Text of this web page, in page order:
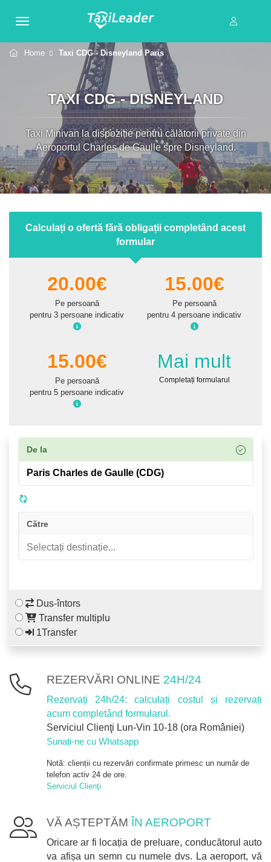
Home Taxi CDG - Disneyland Paris
TAXI CDG - DISNEYLAND
Taxi Minivan la dispoziție pentru călătorii private din
Aeroportul Charles de Gaulle spre Disneyland.
Calculați o ofertă fără obligații completând acest
formular
20.00€
Pe persoană
pentru 3 persoane indicativ
15.00€
Pe persoană
pentru 4 persoane indicativ
15.00€
Pe persoană
pentru 5 persoane indicativ
Mai mult
Completați formularul
De la
Către
Dus-întors
Transfer multiplu
1Transfer
REZERVĂRI ONLINE 24H/24
Rezervați 24h/24: calculați costul și rezervați
acum completând formularul.
Serviciul Clienţi Lun-Vin 10-18 (ora României)
Sunați-ne cu Whatsapp
Notă: clienții cu rezervări confirmate primesc un număr de
telefon activ 24 de ore.
Serviciul Clienţi
VĂ AȘTEPTĂMÎN AEROPORT
Oricare ar fi locația de preluare, conducătorul auto
va afișa un semn cu numele dvs. La aeroport, vă